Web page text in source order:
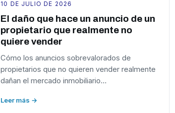
10 DE JULIO DE 2026
El daño que hace un anuncio de un
propietario que realmente no
quiere vender
Cómo los anuncios sobrevalorados de
propietarios que no quieren vender realmente
dañan el mercado inmobiliario…
Leer más →